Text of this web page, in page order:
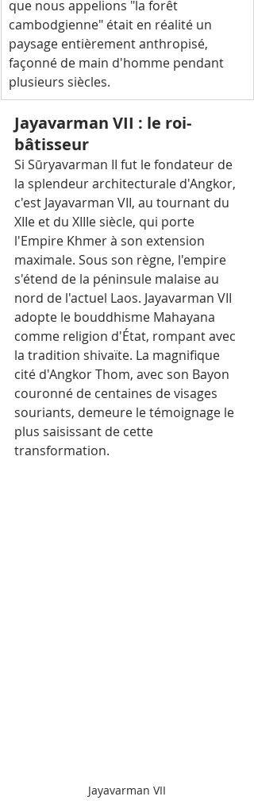
que nous appelions "la forêt
cambodgienne" était en réalité un
paysage entièrement anthropisé,
façonné de main d'homme pendant
plusieurs siècles.
Jayavarman VII : le roi-
bâtisseur
Si Sūryavarman II fut le fondateur de
la splendeur architecturale d'Angkor,
c'est Jayavarman VII, au tournant du
XIIe et du XIIIe siècle, qui porte
l'Empire Khmer à son extension
maximale. Sous son règne, l'empire
s'étend de la péninsule malaise au
nord de l'actuel Laos. Jayavarman VII
adopte le bouddhisme Mahayana
comme religion d'État, rompant avec
la tradition shivaïte. La magnifique
cité d'Angkor Thom, avec son Bayon
couronné de centaines de visages
souriants, demeure le témoignage le
plus saisissant de cette
transformation.
Jayavarman VII